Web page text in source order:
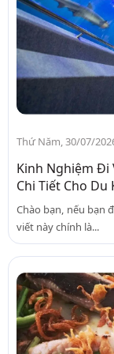
Thứ Năm, 30/07/
Kinh Nghiệm Đi
Chi Tiết Cho Du
Chào bạn, nếu bạn
viết này chính là...